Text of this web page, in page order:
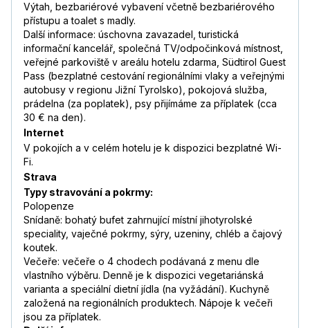
Výtah, bezbariérové vybavení včetně bezbariérového
přístupu a toalet s madly.
Další informace: úschovna zavazadel, turistická
informační kancelář, společná TV/odpočinková místnost,
veřejné parkoviště v areálu hotelu zdarma, Südtirol Guest
Pass (bezplatné cestování regionálními vlaky a veřejnými
autobusy v regionu Jižní Tyrolsko), pokojová služba,
prádelna (za poplatek), psy přijímáme za příplatek (cca
30 € na den).
Internet
V pokojích a v celém hotelu je k dispozici bezplatné Wi-
Fi.
Strava
Typy stravování a pokrmy:
Polopenze
Snídaně: bohatý bufet zahrnující místní jihotyrolské
speciality, vaječné pokrmy, sýry, uzeniny, chléb a čajový
koutek.
Večeře: večeře o 4 chodech podávaná z menu dle
vlastního výběru. Denně je k dispozici vegetariánská
varianta a speciální dietní jídla (na vyžádání). Kuchyně
založená na regionálních produktech. Nápoje k večeři
jsou za příplatek.